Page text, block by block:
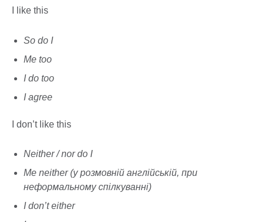
I like this
So do I
Me too
I do too
I agree
I don’t like this
Neither / nor do I
Me neither (у розмовній англійській, при
неформальному спілкуванні)
I don’t either